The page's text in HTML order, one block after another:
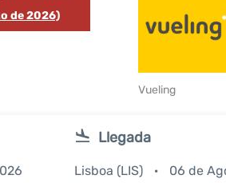
de 2026)
Vueling
Llegada
Lisboa (LIS) 06 de